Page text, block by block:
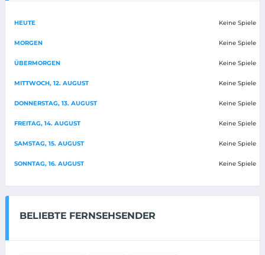
HEUTE Keine Spiele
MORGEN Keine Spiele
ÜBERMORGEN Keine Spiele
MITTWOCH, 12. AUGUST Keine Spiele
DONNERSTAG, 13. AUGUST Keine Spiele
FREITAG, 14. AUGUST Keine Spiele
SAMSTAG, 15. AUGUST Keine Spiele
SONNTAG, 16. AUGUST Keine Spiele
BELIEBTE FERNSEHSENDER